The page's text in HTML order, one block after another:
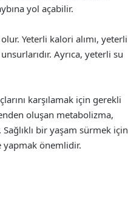
yol açabilir.
Yeterli kalori alımı, yeterli
Ayrıca, yeterli su
karşılamak için gerekli
oluşan metabolizma,
bir yaşam sürmek için
yapmak önemlidir.